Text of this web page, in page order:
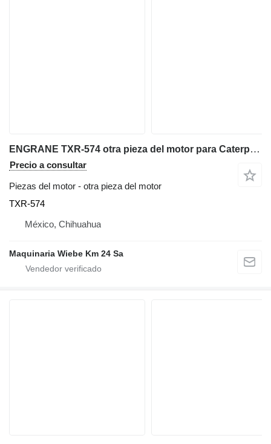
ENGRANE TXR-574 otra pieza del motor para Caterpillar 740 volquete articulado
Precio a consultar
Piezas del motor - otra pieza del motor
TXR-574
México, Chihuahua
Maquinaria Wiebe Km 24 Sa